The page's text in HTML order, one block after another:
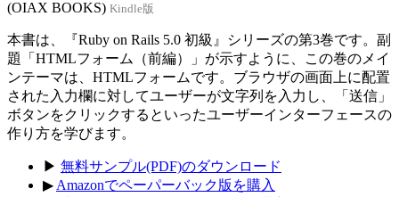
(OIAX BOOKS) Kindle版
本書は、『Ruby on Rails 5.0 初級』シリーズの第3巻です。副
題「HTMLフォーム（前編）」が示すように、この巻のメイ
ンテーマは、HTMLフォームです。ブラウザの画面上に配置
された入力欄に対してユーザーが文字列を入力し、「送信」
ボタンをクリックするといったユーザーインターフェースの
作り方を学びます。
▶ 無料サンプル(PDF)のダウンロード
▶ Amazonでペーパーバック版を購入